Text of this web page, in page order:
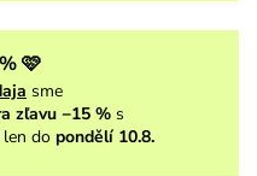
🩷
sme
zľavu −15 % s
do pondělí 10.8.